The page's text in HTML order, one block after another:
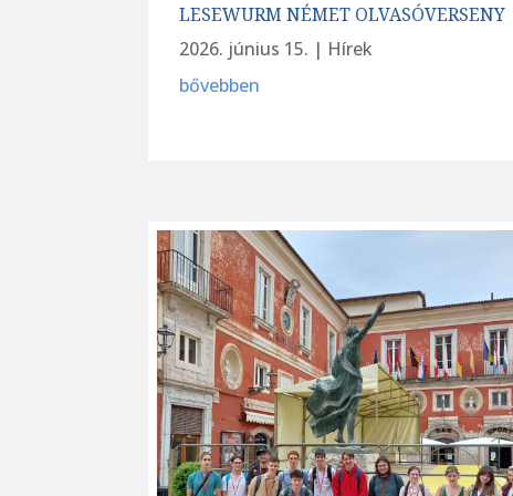
LESEWURM NÉMET OLVASÓVERSENY
2026. június 15. | Hírek
bővebben